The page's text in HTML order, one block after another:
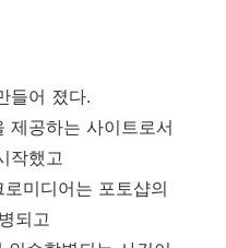
들어 졌다.
제공하는 사이트로서
작했고
미디어는 포토샵의
되고